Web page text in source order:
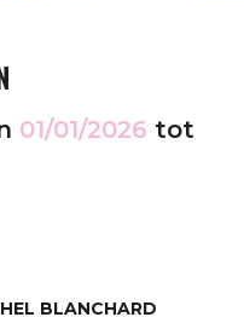
01/01/2026 tot
BLANCHARD